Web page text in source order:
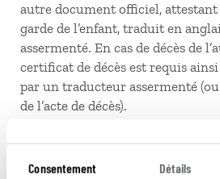
Consentement Détails
autre document officiel,
garde de l’enfant, traduit en
assermenté. En cas de décès de
certificat de décès est requis
par un traducteur assermenté
de l’acte de décès).
Si vous n’êtes dans aucun de ces
nous contacter.